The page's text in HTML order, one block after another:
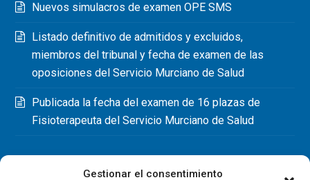
Gestionar el consentimiento
Nuevos simulacros de examen OPE SMS
Listado definitivo de admitidos y excluidos,
miembros del tribunal y fecha de examen de las
oposiciones del Servicio Murciano de Salud
Publicada la fecha del examen de 16 plazas de
Fisioterapeuta del Servicio Murciano de Salud